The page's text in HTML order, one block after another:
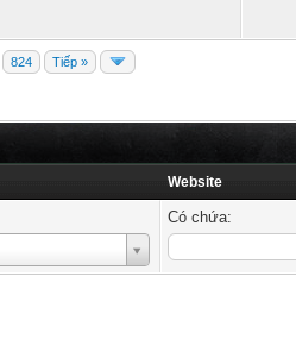
824 Tiếp »
Website
Có chứa: